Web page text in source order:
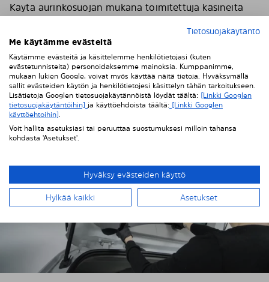
Käytä aurinkosuojan mukana toimitettuja käsineitä
sormenjälkien ja rasvatahrojen ehkäisemiseksi. Voit
ehkäistä staattisen sähkön muodostumista
pyyhkimällä suojakalvon kevyesti kostutetulla liinalla.
Vedä sitten suojakalvo hitaasti pois ensimmäisen
tummennuspaneelin päältä.
Tietosuojakäytäntö
Me käytämme evästeitä
Käytämme evästeitä ja käsittelemme henkilötietojasi (kuten
evästetunnisteita) personoidaksemme mainoksia. Kumppanimme,
mukaan lukien Google, voivat myös käyttää näitä tietoja. Hyväksymällä
sallit evästeiden käytön ja henkilötietojesi käsittelyn tähän tarkoitukseen.
Lisätietoja Googlen tietosuojakäytännöistä löydät täältä: [Linkki Googlen
tietosuojakäytäntöihin] ja käyttöehdoista täältä: [Linkki Googlen
käyttöehtoihin].
Voit hallita asetuksiasi tai peruuttaa suostumuksesi milloin tahansa
kohdasta 'Asetukset'.
Hyväksy evästeiden käyttö
Hylkää kaikki Asetukset